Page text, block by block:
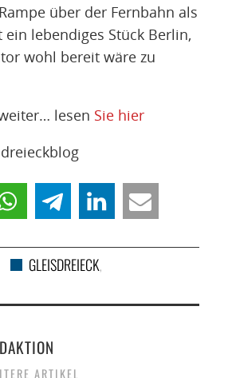
über der Fernbahn als
ein lebendiges Stück Berlin,
wohl bereit wäre zu
lesen Sie hier
GLEISDREIECK,
ARTIKEL